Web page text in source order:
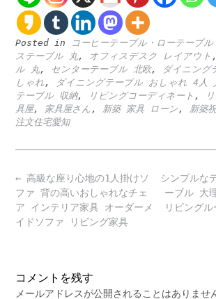
Posted in コーヒーテーブル・ローテーブル
ステーブル 丸, オフィスデスク レイアウト
ル 丸, センターテーブル 北欧,
ダイニン
しゃれ , ダイニングテーブル おしゃれ 4人
テーブル 収納, リビングコーディネート ,
具屋, 家具屋さん , 新築 家具 ローン, 新築
注文住宅愛知
Post
navigation
シンプルな
ーブル 大
リビング
← 高級な座り心地の1人掛けソ
ファ 背の高いおしゃれなチェ
ア インテリア家具 オーダーメ
イドソファ リビング家具
コメントを残す
メールアドレスが公開されることはありませ